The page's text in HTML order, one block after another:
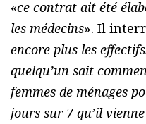
«ce contrat ait été
les médecins». Il
encore plus les
quelqu’un sait
femmes de ménages
jours sur 7 qu’il